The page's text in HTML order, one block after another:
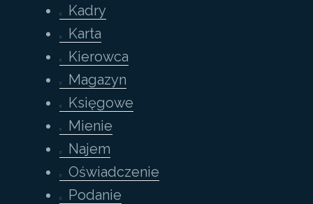
Kadry
Karta
Kierowca
Magazyn
Księgowe
Mienie
Najem
Oświadczenie
Podanie